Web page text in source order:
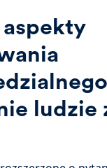
ludzie